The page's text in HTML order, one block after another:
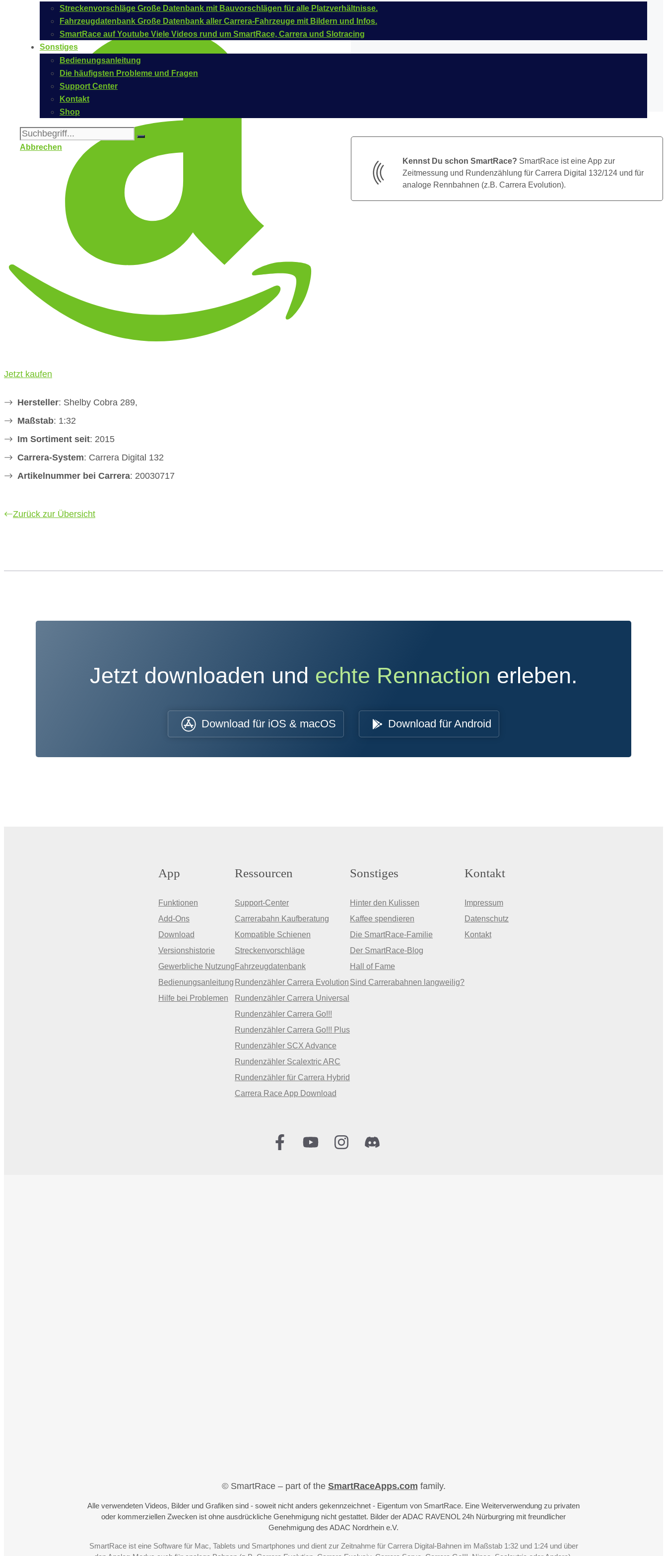
Streckenvorschläge Große Datenbank mit Bauvorschlägen für alle Platzverhältnisse.
Fahrzeugdatenbank Große Datenbank aller Carrera-Fahrzeuge mit Bildern und Infos.
SmartRace auf Youtube Viele Videos rund um SmartRace, Carrera und Slotracing
Sonstiges
Bedienungsanleitung
Die häufigsten Probleme und Fragen
Support Center
Kontakt
Shop
Abbrechen
Jetzt kaufen
Hersteller: Shelby Cobra 289,
Maßstab: 1:32
Im Sortiment seit: 2015
Carrera-System: Carrera Digital 132
Artikelnummer bei Carrera: 20030717
Zurück zur Übersicht
Kennst Du schon SmartRace? SmartRace ist eine App zur
Zeitmessung und Rundenzählung für Carrera Digital 132/124 und für
analoge Rennbahnen (z.B. Carrera Evolution).
Jetzt downloaden und echte Rennaction erleben.
Download für iOS & macOS Download für Android
App
Funktionen
Add-Ons
Download
Versionshistorie
Gewerbliche Nutzung
Bedienungsanleitung
Hilfe bei Problemen
Ressourcen
Support-Center
Carrerabahn Kaufberatung
Kompatible Schienen
Streckenvorschläge
Fahrzeugdatenbank
Rundenzähler Carrera Evolution
Rundenzähler Carrera Universal
Rundenzähler Carrera Go!!!
Rundenzähler Carrera Go!!! Plus
Rundenzähler SCX Advance
Rundenzähler Scalextric ARC
Rundenzähler für Carrera Hybrid
Carrera Race App Download
Sonstiges
Hinter den Kulissen
Kaffee spendieren
Die SmartRace-Familie
Der SmartRace-Blog
Hall of Fame
Sind Carrerabahnen langweilig?
Kontakt
Impressum
Datenschutz
Kontakt
© SmartRace – part of the SmartRaceApps.com family.
Alle verwendeten Videos, Bilder und Grafiken sind - soweit nicht anders gekennzeichnet - Eigentum von SmartRace. Eine Weiterverwendung zu privaten
oder kommerziellen Zwecken ist ohne ausdrückliche Genehmigung nicht gestattet. Bilder der ADAC RAVENOL 24h Nürburgring mit freundlicher
Genehmigung des ADAC Nordrhein e.V.
SmartRace ist eine Software für Mac, Tablets und Smartphones und dient zur Zeitnahme für Carrera Digital-Bahnen im Maßstab 1:32 und 1:24 und über